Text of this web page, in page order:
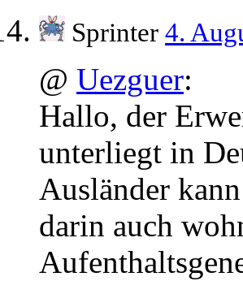
Sprinter 4.
@ Uezguer:
Hallo, der
unterliegt in
Ausländer
darin auch